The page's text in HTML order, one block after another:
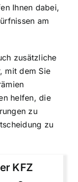
Ihnen dabei,
am
zusätzliche
mit dem Sie
helfen, die
zu
zu
KFZ